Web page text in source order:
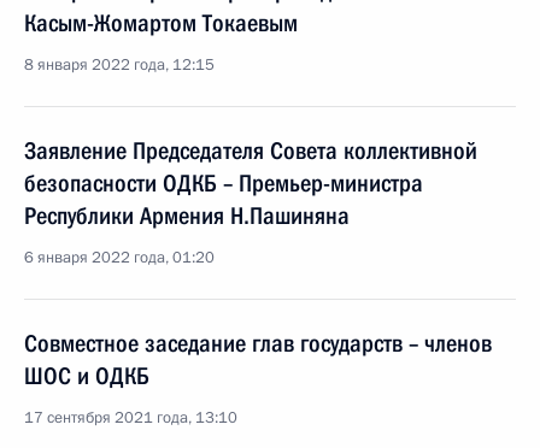
Касым-Жомартом Токаевым
8 января 2022 года, 12:15
Заявление Председателя Совета коллективной
безопасности ОДКБ – Премьер-министра
Республики Армения Н.Пашиняна
6 января 2022 года, 01:20
Совместное заседание глав государств – членов
ШОС и ОДКБ
17 сентября 2021 года, 13:10